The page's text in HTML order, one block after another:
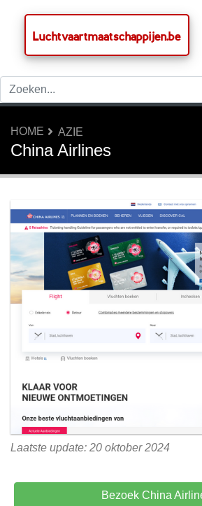
Luchtvaartmaatschappijen.be
HOME AZIE
China Airlines
Laatste update: 20 oktober 2024
Bezoek China